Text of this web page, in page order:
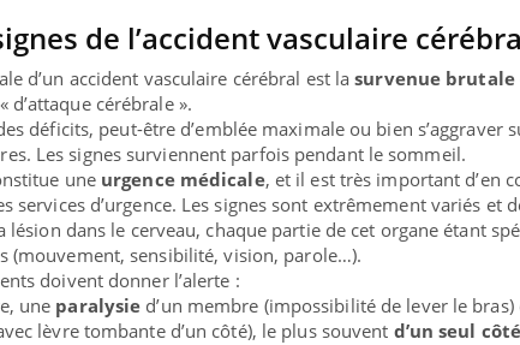
de l’accident vasculaire
d’un accident vasculaire cérébral est lasurvenue brutale
d’attaque cérébrale ».
déficits, peut-être d’emblée maximale ou bien s’aggraver
Les signes surviennent parfois pendant le sommeil.
une urgence médicale, et il est très important d’en
services d’urgence. Les signes sont extrêmement variés et
lésion dans le cerveau, chaque partie de cet organe étant
(mouvement, sensibilité, vision, parole…).
doivent donner l’alerte :
une paralysie d’un membre (impossibilité de lever le bras)
lèvre tombante d’un côté), le plus souvent d’un seul côté